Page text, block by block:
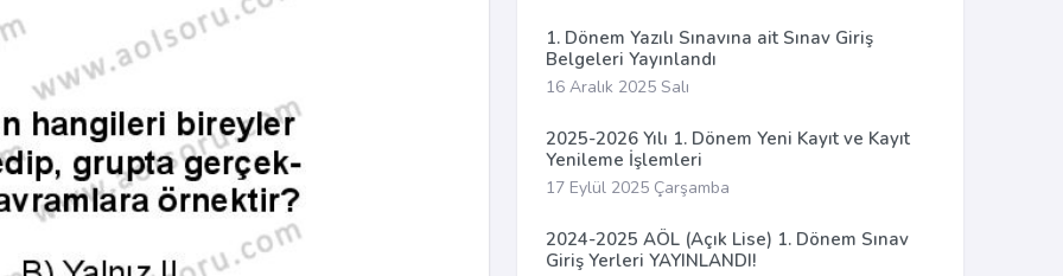
1. Dönem Yazılı Sınavına ait Sınav Giriş
Belgeleri Yayınlandı
16 Aralık 2025 Salı
2025-2026 Yılı 1. Dönem Yeni Kayıt ve Kayıt
Yenileme İşlemleri
17 Eylül 2025 Çarşamba
2024-2025 AÖL (Açık Lise) 1. Dönem Sınav
Giriş Yerleri YAYINLANDI!